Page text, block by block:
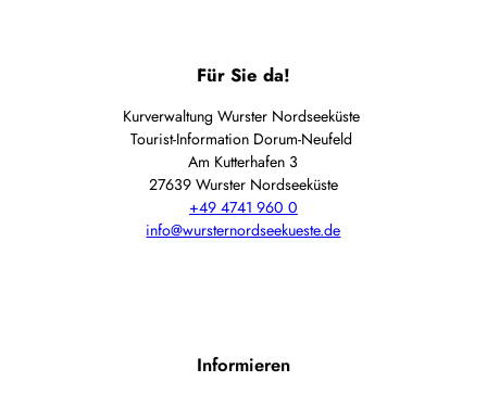
Für Sie da!
Kurverwaltung Wurster Nordseeküste
Tourist-Information Dorum-Neufeld
Am Kutterhafen 3
27639 Wurster Nordseeküste
+49 4741 960 0
info@wursternordseekueste.de
Informieren